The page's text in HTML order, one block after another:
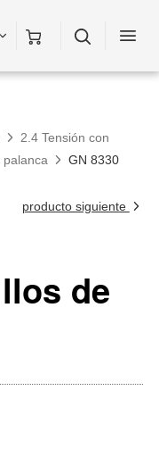
2.4 Tensión con
palanca
GN 8330
producto siguiente
de